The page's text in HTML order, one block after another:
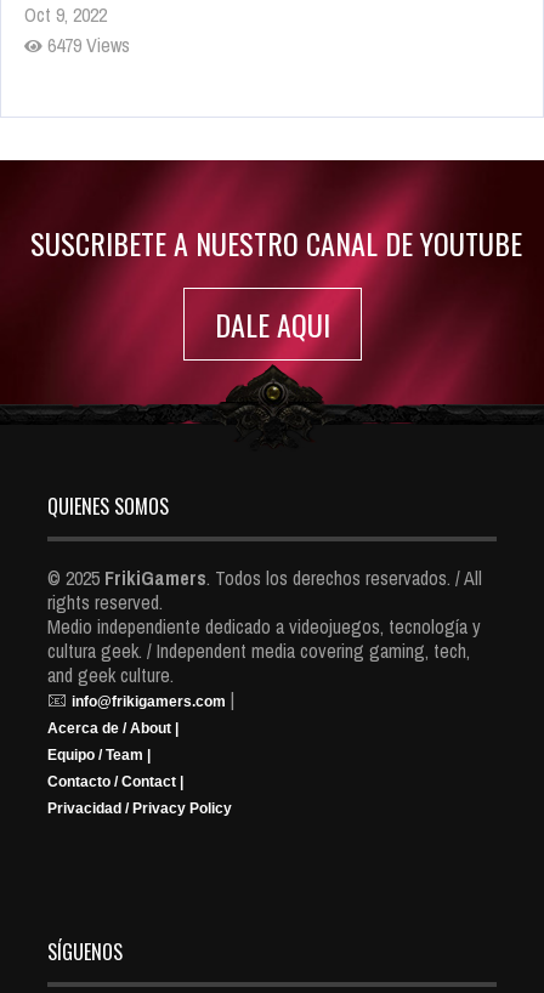
Oct 9, 2022
6479 Views
Rumor: Se filtran los primeros detalles de Resident Evil 9
SUSCRIBETE A NUESTRO CANAL DE YOUTUBE
DALE AQUI
QUIENES SOMOS
© 2025 FrikiGamers. Todos los derechos reservados. / All
rights reserved.
Medio independiente dedicado a videojuegos, tecnología y
cultura geek. / Independent media covering gaming, tech,
and geek culture.
📧 info@frikigamers.com |
Acerca de / About |
Equipo / Team |
Contacto / Contact |
Privacidad / Privacy Policy
SÍGUENOS